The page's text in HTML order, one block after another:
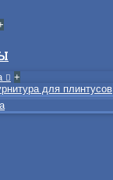
+
для плинтусов